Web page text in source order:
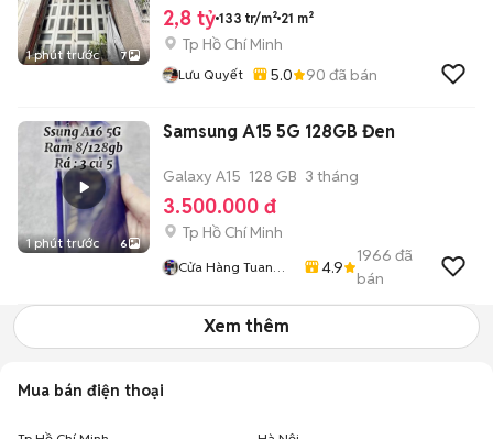
1 phút trước 7
2,8 tỷ 133 tr/m² 21 m²
Tp Hồ Chí Minh
Lưu Quyết 5.0 90 đã bán
1 phút trước 6
Samsung A15 5G 128GB Đen
Galaxy A15 128 GB 3 tháng
3.500.000 đ
Tp Hồ Chí Minh
Cửa Hàng Tuan
4.9
1966 đã
bán
Xem thêm
Mua bán điện thoại